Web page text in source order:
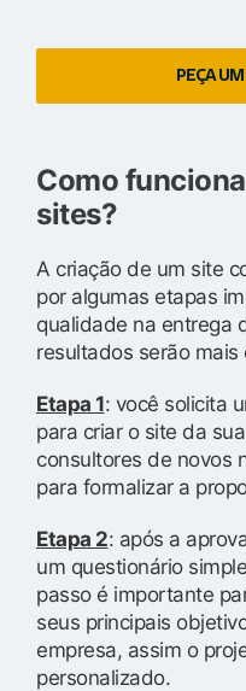
PEÇA
Como
sites?
A criação de um site
por algumas etapas
qualidade na entrega
resultados serão
Etapa 1: você solicita
para criar o site da
consultores de novos
para formalizar a
Etapa 2: após a
um questionário
passo é importante
seus principais
empresa, assim o
personalizado.